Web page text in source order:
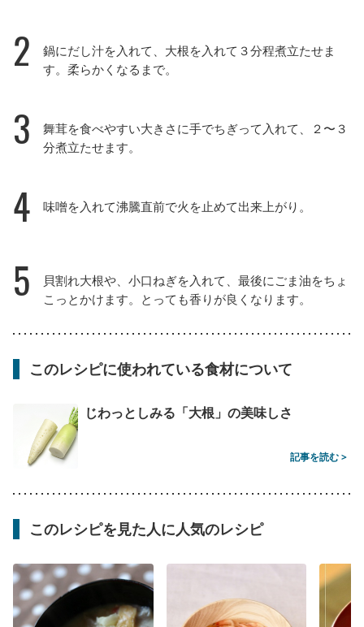
2
鍋にだし汁を入れて、大根を入れて３分程煮立たせま
す。柔らかくなるまで。
3
舞茸を食べやすい大きさに手でちぎって入れて、２〜３
分煮立たせます。
4 味噌を入れて沸騰直前で火を止めて出来上がり。
5
貝割れ大根や、小口ねぎを入れて、最後にごま油をちょ
こっとかけます。とっても香りが良くなります。
このレシピに使われている食材について
じわっとしみる「大根」の美味しさ
記事を読む >
このレシピを見た人に人気のレシピ